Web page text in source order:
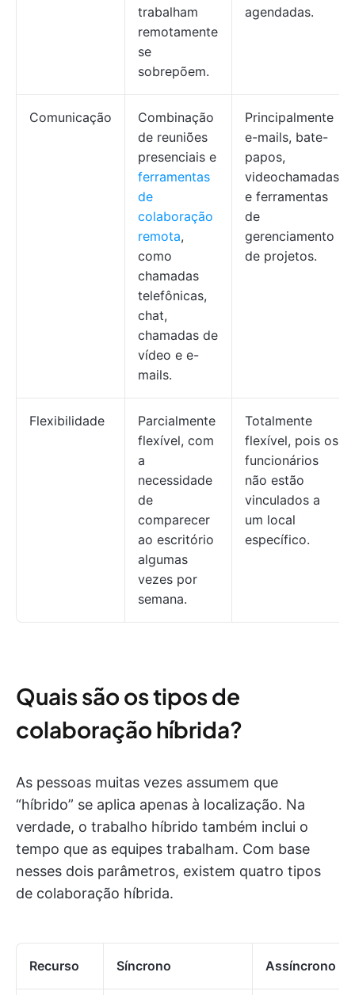
trabalham
remotamente
se
sobrepõem.
agendadas.
Comunicação
Combinação
de reuniões
presenciais e
ferramentas
de
colaboração
remota,
como
chamadas
telefônicas,
chat,
chamadas de
vídeo e e-
mails.
Principalmente
e-mails, bate-
papos,
videochamadas
e ferramentas
de
gerenciamento
de projetos.
Flexibilidade
Parcialmente
flexível, com
a
necessidade
de
comparecer
ao escritório
algumas
vezes por
semana.
Totalmente
flexível, pois os
funcionários
não estão
vinculados a
um local
específico.
Quais são os tipos de
colaboração híbrida?
As pessoas muitas vezes assumem que
“híbrido” se aplica apenas à localização. Na
verdade, o trabalho híbrido também inclui o
tempo que as equipes trabalham. Com base
nesses dois parâmetros, existem quatro tipos
de colaboração híbrida.
Recurso Síncrono Assíncrono